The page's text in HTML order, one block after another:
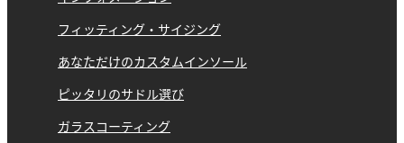
フィッティング・サイジング
あなただけのカスタムインソール
ピッタリのサドル選び
ガラスコーティング